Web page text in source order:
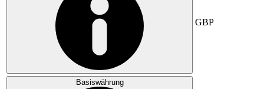
GBP
Basiswährung